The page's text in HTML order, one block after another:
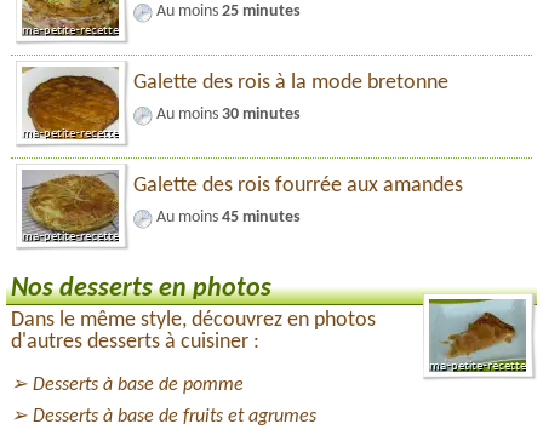
Au moins 25 minutes
Galette des rois à la mode bretonne
Au moins 30 minutes
Galette des rois fourrée aux amandes
Au moins 45 minutes
Nos desserts en photos
Dans le même style, découvrez en photos
d'autres desserts à cuisiner :
Desserts à base de pomme
Desserts à base de fruits et agrumes